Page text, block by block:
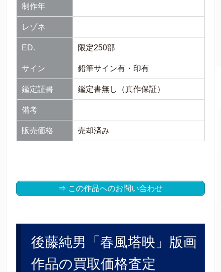
制作年
レゾネ
ED. 限定250部
サイン 鉛筆サイン有・印有
鑑定証書 鑑定書無し（真作保証）
備考
販売価格 売却済み
⇒ この作品へのお問い合わせ
後藤純男「春風塔映」版画
作品の買取価格査定